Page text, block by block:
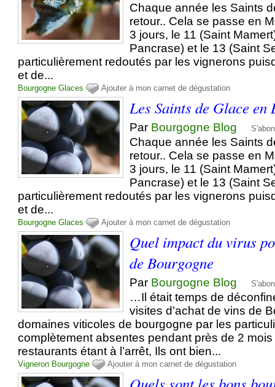
Chaque année les Saints
retour.. Cela se passe en
3 jours, le 11 (Saint
Pancrase) et le 13 (Saint
particulièrement redoutés par les vignerons
et de...
Bourgogne Glaces Ajouter à mon carnet de dégustation
Les Saints de Glace en
Par Bourgogne Blog
Chaque année les Saints
retour.. Cela se passe en
3 jours, le 11 (Saint
Pancrase) et le 13 (Saint
particulièrement redoutés par les vignerons
et de...
Bourgogne Glaces Ajouter à mon carnet de dégustation
Quel impact du virus
de Bourgogne
Par Bourgogne Blog
…Il était temps de
visites d’achat de vins de
domaines viticoles de bourgogne par les
complètement absentes pendant près de 2 mois
restaurants étant à l’arrêt, Ils ont bien...
Vigneron Bourgogne Ajouter à mon carnet de dégustation